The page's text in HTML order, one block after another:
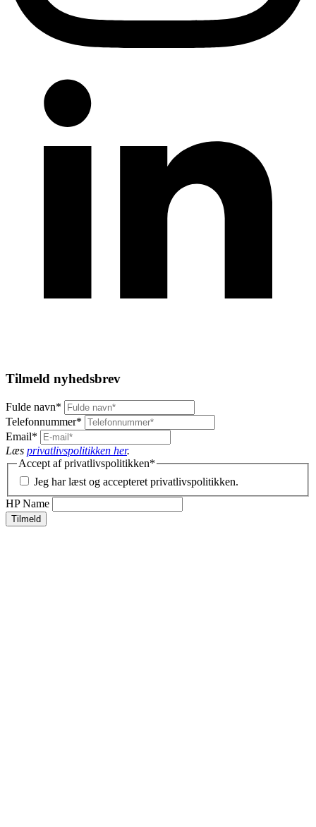
Tilmeld nyhedsbrev
Fulde navn*
Telefonnummer*
Email*
Læs privatlivspolitikken her.
Accept af privatlivspolitikken*
Jeg har læst og accepteret privatlivspolitikken.
HP Name
Tilmeld